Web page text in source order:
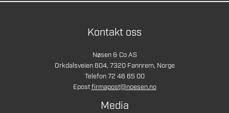
Kontakt oss
Nøsen & Co AS
Orkdalsveien 604, 7320 Fannrem, Norge
Telefon 72 46 65 00
Epostfirmapost@noesen.no
Media